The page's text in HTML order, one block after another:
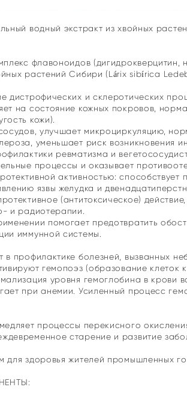
водный экстракт из хвойных
флавоноидов
растений Сибири (Lárix sibírica
дистрофических и склеротических
на состояние кожных покровов,
кожи).
улучшает микроциркуляцию,
уменьшает риск возникновения
ревматизма и
процессы и оказывает
активностью:
язвы желудка и
(антитоксическое)
и радиотерапии.
помогает предотвратить
иммунной системы.
в профилактике болезней, вызванных
гемопоэз (образование
уровня гемоглобина в крови
при анемии. Усиленный процесс
процессы перекисного
старение и развитие
для здоровья жителей промышленных